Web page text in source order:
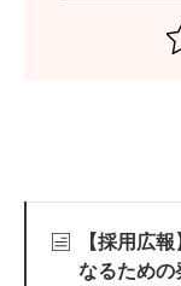
【採用広
なるため